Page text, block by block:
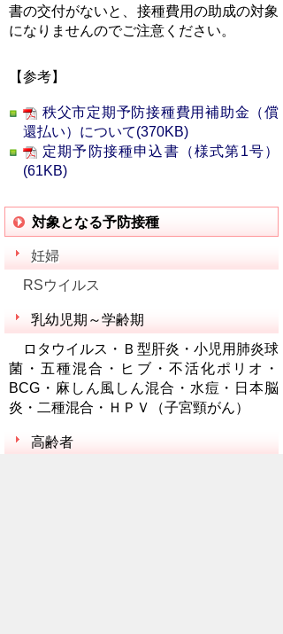
書の交付がないと、接種費用の助成の対象
になりませんのでご注意ください。
【参考】
秩父市定期予防接種費用補助金（償
還払い）について(370KB)
定期予防接種申込書（様式第1号）
(61KB)
対象となる予防接種
妊婦
RSウイルス
乳幼児期～学齢期
ロタウイルス・Ｂ型肝炎・小児用肺炎球
菌・五種混合・ヒブ・不活化ポリオ・
BCG・麻しん風しん混合・水痘・日本脳
炎・二種混合・ＨＰＶ（子宮頸がん）
高齢者